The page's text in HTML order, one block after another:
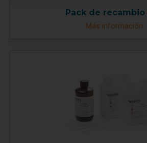
Pack de recambio
Más información